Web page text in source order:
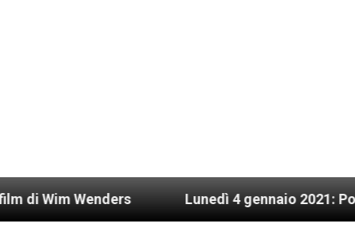
Wenders Lunedì 4 gennaio 2021: Possesso